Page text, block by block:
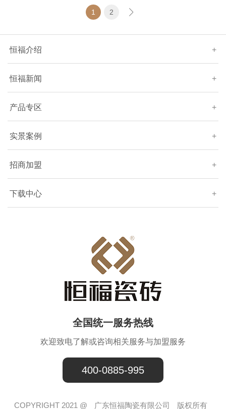
1 2
恒福介绍 +
恒福新闻 +
产品专区 +
实景案例 +
招商加盟 +
下载中心 +
全国统一服务热线
欢迎致电了解或咨询相关服务与加盟服务
400-0885-995
COPYRIGHT 2021 @ 广东恒福陶瓷有限公司 版权所有